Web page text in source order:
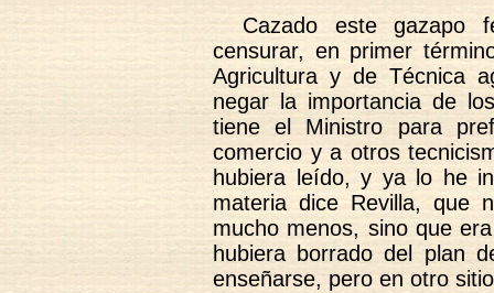
Cazado este gazapo
censurar, en primer
Agricultura y de Técnica
negar la importancia de
tiene el Ministro para
comercio y a otros
hubiera leído, y ya lo he
materia dice Revilla, que
mucho menos, sino que
hubiera borrado del plan
enseñarse, pero en otro